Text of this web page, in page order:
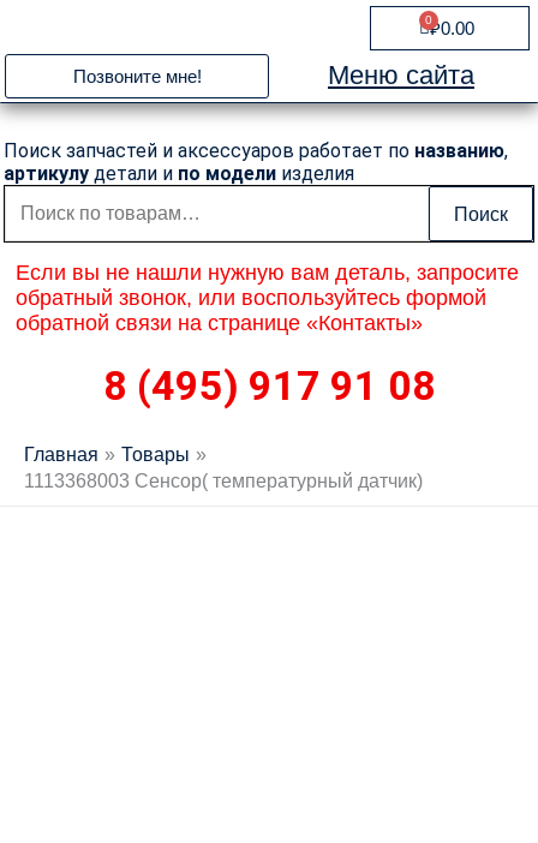
содержимому
₽0.00
0
Cart
Позвоните мне! Меню сайта
Поиск запчастей и аксессуаров работает по названию,
артикулу детали и по модели изделия
Искать:
Поиск
Если вы не нашли нужную вам деталь, запросите
обратный звонок, или воспользуйтесь формой
обратной связи на странице «Контакты»
8 (495) 917 91 08
Главная
Товары
1113368003 Сенсор( температурный датчик)